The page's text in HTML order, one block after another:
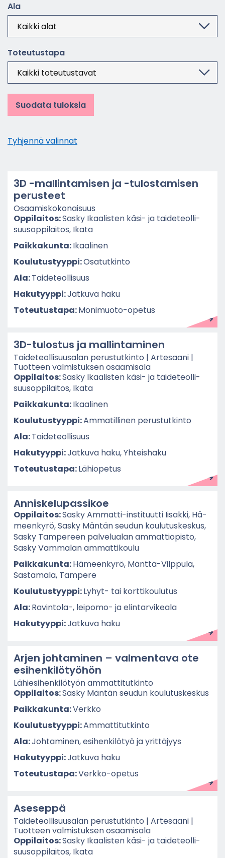
Ala
To­teu­tus­ta­pa
Suodata tuloksia
Tyh­jen­nä va­lin­nat
3D -​mallintamisen ja -​tulostamisen
pe­rus­teet
Osaa­mis­ko­ko­nai­suus
Op­pi­lai­tos:Sasky Ikaa­lis­ten käsi- ja tai­de­teol­li­
suusop­pi­lai­tos, Ikata
Paik­ka­kun­ta:Ikaa­li­nen
Kou­lu­tus­tyyp­pi:Osa­tut­kin­to
Ala:Tai­de­teol­li­suus
Ha­ku­tyyp­pi:Jat­ku­va haku
To­teu­tus­ta­pa:Monimuoto-​opetus
3D-​tulostus ja mal­lin­ta­mi­nen
Tai­de­teol­li­suusa­lan pe­rus­tut­kin­to | Ar­te­saa­ni |
Tuot­teen val­mis­tuk­sen osaa­mi­sa­la
Op­pi­lai­tos:Sasky Ikaa­lis­ten käsi- ja tai­de­teol­li­
suusop­pi­lai­tos, Ikata
Paik­ka­kun­ta:Ikaa­li­nen
Kou­lu­tus­tyyp­pi:Am­ma­til­li­nen pe­rus­tut­kin­to
Ala:Tai­de­teol­li­suus
Ha­ku­tyyp­pi:Jat­ku­va haku, Yh­teis­ha­ku
To­teu­tus­ta­pa:Lä­hio­pe­tus
An­nis­ke­lu­pas­si­koe
Op­pi­lai­tos:Sasky Ammatti-​instituutti Ii­sak­ki, Hä­
meen­ky­rö, Sasky Män­tän seu­dun kou­lu­tus­kes­kus,
Sasky Tam­pe­reen pal­ve­lua­lan am­mat­tio­pis­to,
Sasky Vam­ma­lan am­mat­ti­kou­lu
Paik­ka­kun­ta:Hä­meen­ky­rö, Mänttä-​Vilppula,
Sas­ta­ma­la, Tam­pe­re
Kou­lu­tus­tyyp­pi:Lyhyt-​ tai kort­ti­kou­lu­tus
Ala:Ravintola-​, leipomo-​ ja elin­tar­vi­kea­la
Ha­ku­tyyp­pi:Jat­ku­va haku
Arjen joh­ta­mi­nen – val­men­ta­va ote
esi­hen­ki­lö­työ­hön
Lä­hie­si­hen­ki­lö­työn am­mat­ti­tut­kin­to
Op­pi­lai­tos:Sasky Män­tän seu­dun kou­lu­tus­kes­kus
Paik­ka­kun­ta:Verk­ko
Kou­lu­tus­tyyp­pi:Am­mat­ti­tut­kin­to
Ala:Joh­ta­mi­nen, esi­hen­ki­lö­työ ja yrit­tä­jyys
Ha­ku­tyyp­pi:Jat­ku­va haku
To­teu­tus­ta­pa:Verkko-​opetus
Ase­sep­pä
Tai­de­teol­li­suusa­lan pe­rus­tut­kin­to | Ar­te­saa­ni |
Tuot­teen val­mis­tuk­sen osaa­mi­sa­la
Op­pi­lai­tos:Sasky Ikaa­lis­ten käsi- ja tai­de­teol­li­
suusop­pi­lai­tos, Ikata